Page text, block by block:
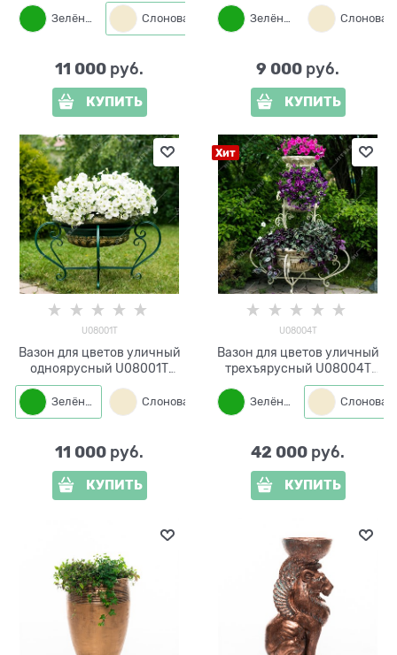
Зелёный Слоновая кость
11 000 руб.
КУПИТЬ
Зелёный
9 000 руб.
КУПИТЬ
U08001T
Вазон для цветов уличный
одноярусный U08001T
металл и стеклопластик
Зелёный Слоновая кость
11 000 руб.
КУПИТЬ
Хит
U08004T
Вазон для цветов уличный
трехъярусный U08004T
металл и стеклопластик
Зелёный
42 000 руб.
КУПИТЬ